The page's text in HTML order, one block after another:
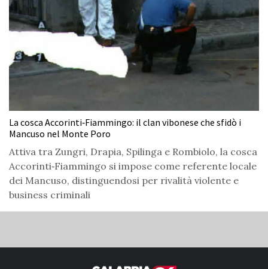
La cosca Accorinti‑Fiammingo: il clan vibonese che sfidò i
Mancuso nel Monte Poro
Attiva tra Zungri, Drapia, Spilinga e Rombiolo, la cosca
Accorinti‑Fiammingo si impose come referente locale
dei Mancuso, distinguendosi per rivalità violente e
business criminali